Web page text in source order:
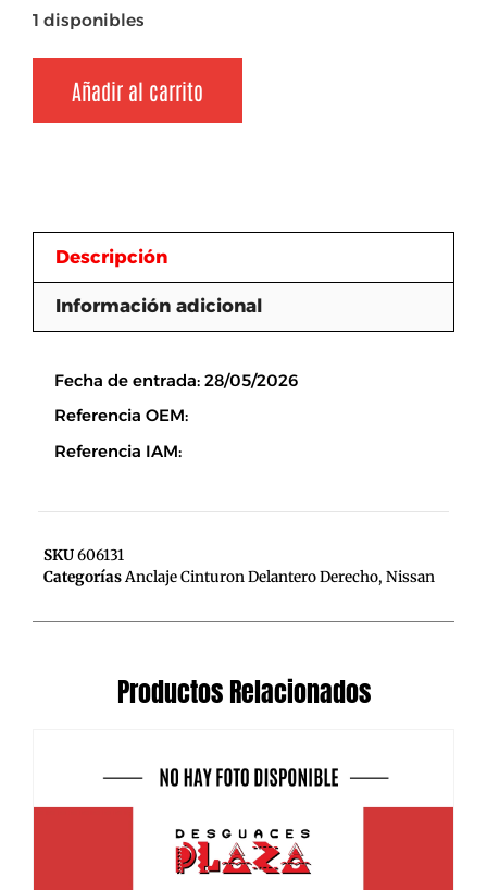
1 disponibles
Añadir al carrito
Descripción
Información adicional
Fecha de entrada: 28/05/2026
Referencia OEM:
Referencia IAM:
SKU606131
CategoríasAnclaje Cinturon Delantero Derecho, Nissan
Productos Relacionados